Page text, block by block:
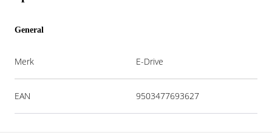
General
Merk E-Drive
EAN 9503477693627